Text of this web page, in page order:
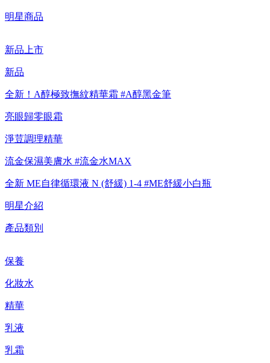
【8/4-8/9 新客LINE購物導購滿$2,000送100點LINE
【重要公告】IPSA 無法驗證非官方通路銷售之品牌商品的真實
明星商品
新品上市
新品
全新！A醇極致撫紋精華霜 #A醇黑金筆
亮眼歸零眼霜
淨荳調理精華
流金保濕美膚水 #流金水MAX
全新 ME自律循環液 N (舒緩) 1-4 #ME舒緩小白瓶
明星介紹
產品類別
保養
化妝水
精華
乳液
乳霜